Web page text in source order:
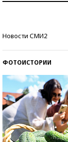
Новости СМИ2
ФОТОИСТОРИИ